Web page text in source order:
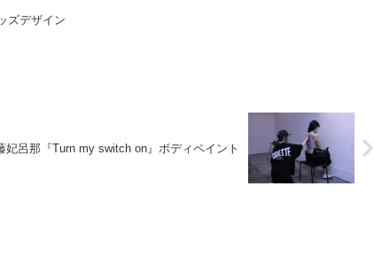
ズデザイン
妃呂那『Turn my switch on』ボディペイント